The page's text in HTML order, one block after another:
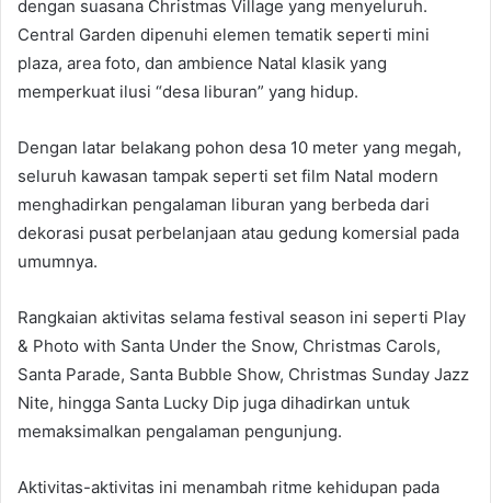
dengan suasana Christmas Village yang menyeluruh.
Central Garden dipenuhi elemen tematik seperti mini
plaza, area foto, dan ambience Natal klasik yang
memperkuat ilusi “desa liburan” yang hidup.
Dengan latar belakang pohon desa 10 meter yang megah,
seluruh kawasan tampak seperti set film Natal modern
menghadirkan pengalaman liburan yang berbeda dari
dekorasi pusat perbelanjaan atau gedung komersial pada
umumnya.
Rangkaian aktivitas selama festival season ini seperti Play
& Photo with Santa Under the Snow, Christmas Carols,
Santa Parade, Santa Bubble Show, Christmas Sunday Jazz
Nite, hingga Santa Lucky Dip juga dihadirkan untuk
memaksimalkan pengalaman pengunjung.
Aktivitas-aktivitas ini menambah ritme kehidupan pada